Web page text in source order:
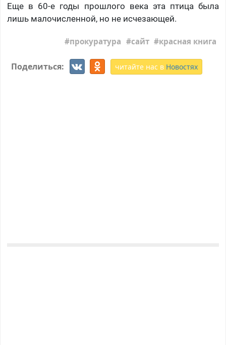
Еще в 60-е годы прошлого века эта птица была
лишь малочисленной, но не исчезающей.
прокуратура сайт красная книга
Поделиться: читайте нас в Новостях